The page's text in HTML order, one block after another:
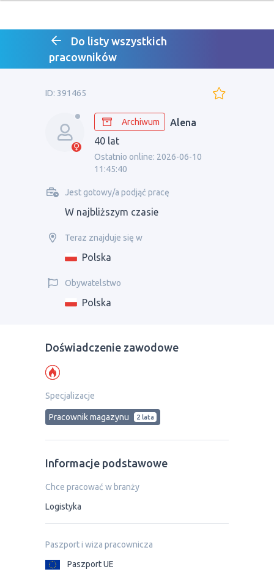
Do listy wszystkich
pracowników
ID: 391465
Archiwum
Alena
40 lat
Ostatnio online: 2026-06-10
11:45:40
Jest gotowy/a podjąć pracę
W najbliższym czasie
Teraz znajduje się w
Polska
Obywatelstwo
Polska
Doświadczenie zawodowe
Specjalizacje
Рracownik magazynu 2 lata
Informacje podstawowe
Chce pracować w branży
Logistyka
Paszport i wiza pracownicza
Paszport UE